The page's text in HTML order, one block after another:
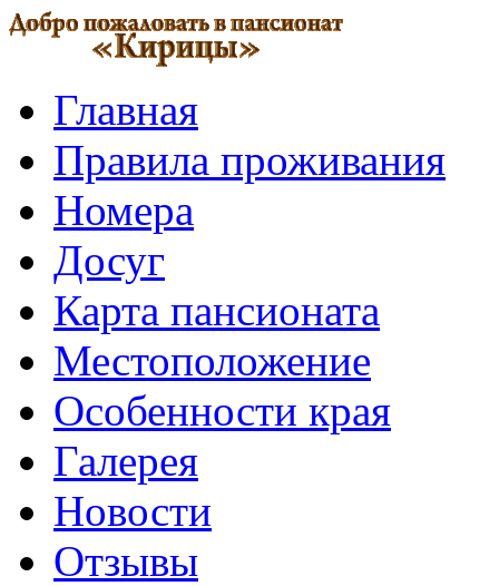
Главная
Правила проживания
Номера
Досуг
Карта пансионата
Местоположение
Особенности края
Галерея
Новости
Отзывы